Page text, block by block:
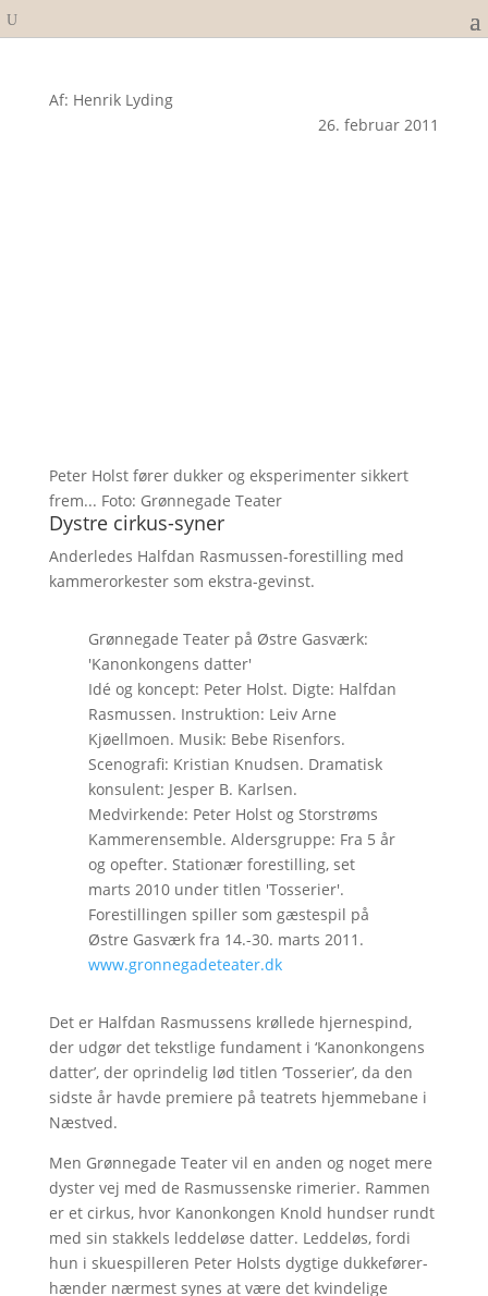
Af: Henrik Lyding
26. februar 2011
Peter Holst fører dukker og eksperimenter sikkert
frem... Foto: Grønnegade Teater
Dystre cirkus-syner
Anderledes Halfdan Rasmussen-forestilling med
kammerorkester som ekstra-gevinst.
Grønnegade Teater på Østre Gasværk:
'Kanonkongens datter'
Idé og koncept: Peter Holst. Digte: Halfdan
Rasmussen. Instruktion: Leiv Arne
Kjøellmoen. Musik: Bebe Risenfors.
Scenografi: Kristian Knudsen. Dramatisk
konsulent: Jesper B. Karlsen.
Medvirkende: Peter Holst og Storstrøms
Kammerensemble. Aldersgruppe: Fra 5 år
og opefter. Stationær forestilling, set
marts 2010 under titlen 'Tosserier'.
Forestillingen spiller som gæstespil på
Østre Gasværk fra 14.-30. marts 2011.
www.gronnegadeteater.dk
Det er Halfdan Rasmussens krøllede hjernespind,
der udgør det tekstlige fundament i ‘Kanonkongens
datter’, der oprindelig lød titlen ‘Tosserier’, da den
sidste år havde premiere på teatrets hjemmebane i
Næstved.
Men Grønnegade Teater vil en anden og noget mere
dyster vej med de Rasmussenske rimerier. Rammen
er et cirkus, hvor Kanonkongen Knold hundser rundt
med sin stakkels leddeløse datter. Leddeløs, fordi
hun i skuespilleren Peter Holsts dygtige dukkefører-
hænder nærmest synes at være det kvindelige